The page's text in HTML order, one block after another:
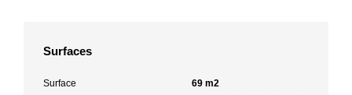
Surfaces
Surface 69 m2